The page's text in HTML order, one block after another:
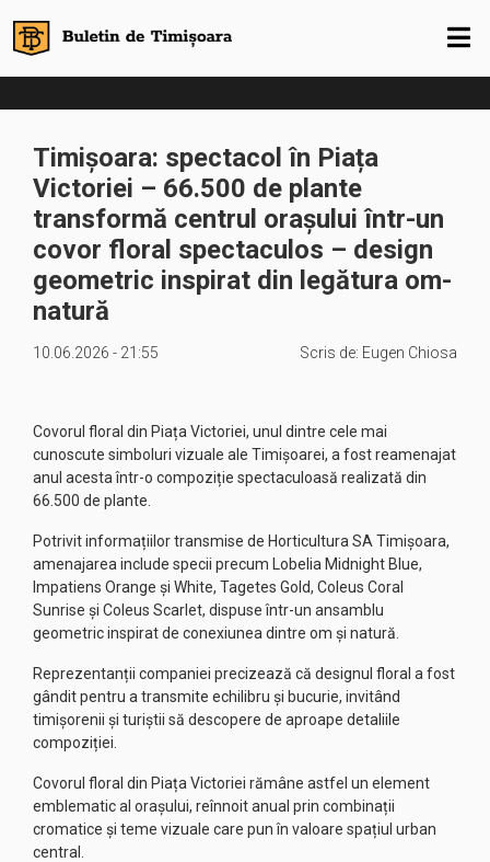
Timișoara: spectacol în Piața
Victoriei – 66.500 de plante
transformă centrul orașului într-un
covor floral spectaculos – design
geometric inspirat din legătura om-
natură
10.06.2026 - 21:55 Scris de: Eugen Chiosa
Covorul floral din Piața Victoriei, unul dintre cele mai
cunoscute simboluri vizuale ale Timișoarei, a fost reamenajat
anul acesta într-o compoziție spectaculoasă realizată din
66.500 de plante.
Potrivit informațiilor transmise de Horticultura SA Timișoara,
amenajarea include specii precum Lobelia Midnight Blue,
Impatiens Orange și White, Tagetes Gold, Coleus Coral
Sunrise și Coleus Scarlet, dispuse într-un ansamblu
geometric inspirat de conexiunea dintre om și natură.
Reprezentanții companiei precizează că designul floral a fost
gândit pentru a transmite echilibru și bucurie, invitând
timișorenii și turiștii să descopere de aproape detaliile
compoziției.
Covorul floral din Piața Victoriei rămâne astfel un element
emblematic al orașului, reînnoit anual prin combinații
cromatice și teme vizuale care pun în valoare spațiul urban
central.